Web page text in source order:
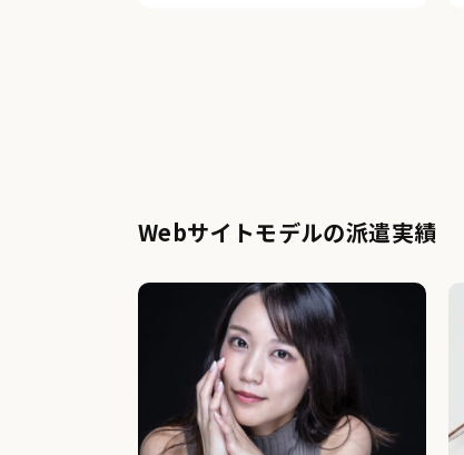
Webサイトモデルの派遣実績